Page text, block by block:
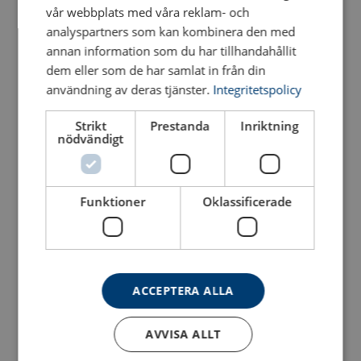
Tillgängliga max last(WLL i ton):
Tillgängliga lyftlängder:
Antal tillgängliga kättingfall:
Antal tillgängliga lyftkättingar(mm):
Material:
Spaklyftblock POWERTEX
PLH-S2
Se produkt
Spaklyftblock Aluminium
Se produkt
vår webbplats med våra reklam- och
analyspartners som kan kombinera den med
annan information som du har tillhandahållit
dem eller som de har samlat in från din
användning av deras tjänster. Integritetspolicy
Strikt
nödvändigt
Prestanda Inriktning
Funktioner Oklassificerade
ACCEPTERA ALLA
AVVISA ALLT